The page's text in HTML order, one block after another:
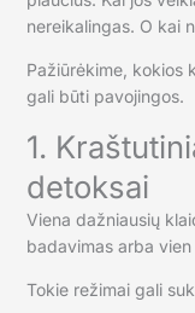
nereikalingas. O kai
Pažiūrėkime, kokios
gali būti pavojingos.
1.
detoksai
Viena dažniausių
badavimas arba
Tokie režimai gali